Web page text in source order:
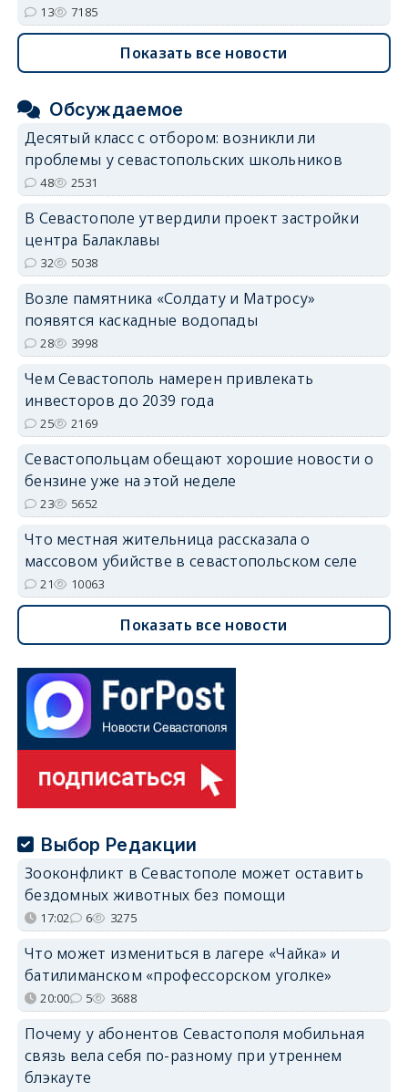
13 7185
Показать все новости
Обсуждаемое
Десятый класс с отбором: возникли ли
проблемы у севастопольских школьников
48 2531
В Севастополе утвердили проект застройки
центра Балаклавы
32 5038
Возле памятника «Солдату и Матросу»
появятся каскадные водопады
28 3998
Чем Севастополь намерен привлекать
инвесторов до 2039 года
25 2169
Севастопольцам обещают хорошие новости о
бензине уже на этой неделе
23 5652
Что местная жительница рассказала о
массовом убийстве в севастопольском селе
21 10063
Показать все новости
Выбор Редакции
Зооконфликт в Севастополе может оставить
бездомных животных без помощи
17:02 6 3275
Что может измениться в лагере «Чайка» и
батилиманском «профессорском уголке»
20:00 5 3688
Почему у абонентов Севастополя мобильная
связь вела себя по-разному при утреннем
блэкауте